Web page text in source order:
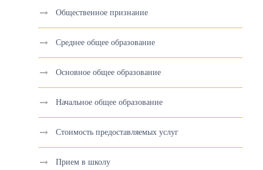
Общественное признание
Среднее общее образование
Основное общее образование
Начальное общее образование
Стоимость предоставляемых услуг
Прием в школу